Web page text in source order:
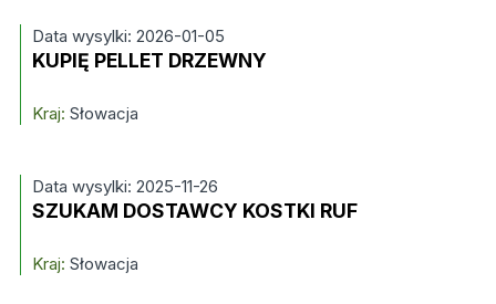
Data wysylki: 2026-01-05
KUPIĘ PELLET DRZEWNY
Kraj: Słowacja
Data wysylki: 2025-11-26
SZUKAM DOSTAWCY KOSTKI RUF
Kraj: Słowacja